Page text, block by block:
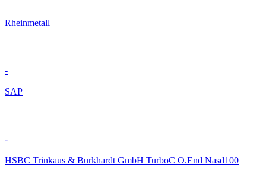
Rheinmetall
-
SAP
-
HSBC Trinkaus & Burkhardt GmbH TurboC O.End Nasd100